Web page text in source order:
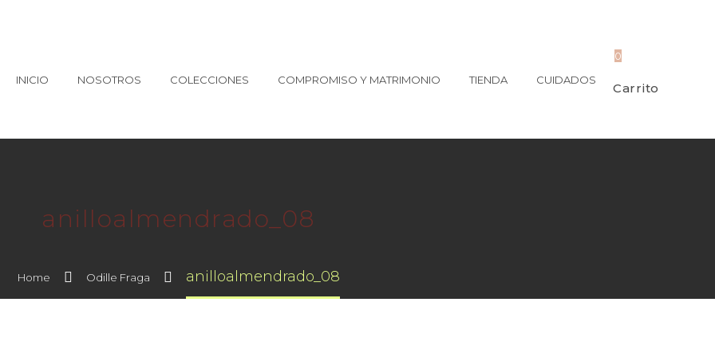
INICIO NOSOTROS COLECCIONES COMPROMISO Y MATRIMONIO TIENDA CUIDADOS
0
Carrito
anilloalmendrado_08
Home Odille Fraga anilloalmendrado_08